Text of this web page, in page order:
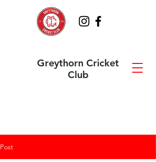
Greythorn Cricket
Club
Post